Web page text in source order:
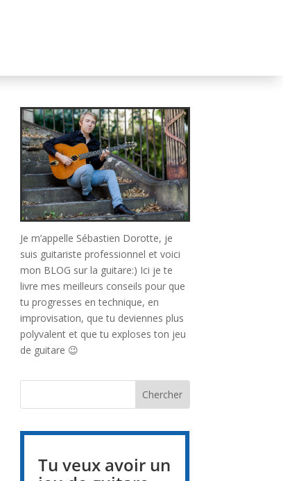
Je m’appelle Sébastien Dorotte, je
suis guitariste professionnel et voici
mon BLOG sur la guitare:) Ici je te
livre mes meilleurs conseils pour que
tu progresses en technique, en
improvisation, que tu deviennes plus
polyvalent et que tu exploses ton jeu
de guitare 😉
Tu veux avoir un